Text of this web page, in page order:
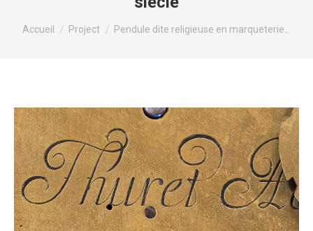
Vous êtes ici :
Accueil Project Pendule dite religieuse en marqueterie…